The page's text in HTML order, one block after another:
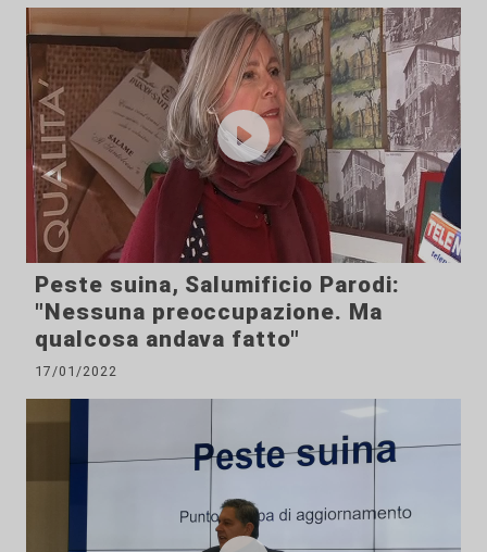
Peste suina, Salumificio Parodi:
"Nessuna preoccupazione. Ma
qualcosa andava fatto"
17/01/2022